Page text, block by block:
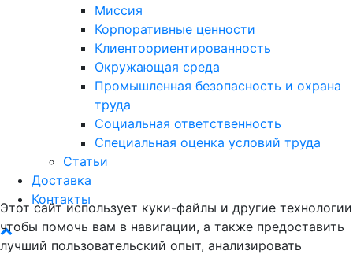
Миссия
Корпоративные ценности
Клиентоориентированность
Окружающая среда
Промышленная безопасность и охрана
труда
Социальная ответственность
Специальная оценка условий труда
Статьи
Доставка
Контакты
Этот сайт использует куки-файлы и другие
чтобы помочь вам в навигации, а также предоставить
лучший пользовательский опыт, анализировать